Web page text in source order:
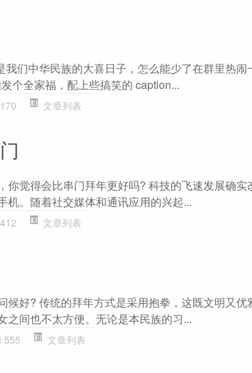
我们中华民族的大喜日子，怎么能少了在群里热
个全家福，配上些搞笑的 caption...
170 文章列表
你觉得会比串门拜年更好吗? 科技的飞速发展确
机。随着社交媒体和通讯应用的兴起...
412 文章列表
候好? 传统的拜年方式是采用抱拳，这既文明又优
之间也不太方便。无论是本民族的习...
555 文章列表